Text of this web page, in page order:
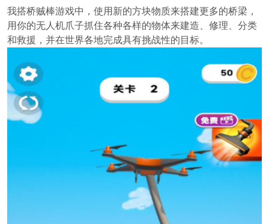
我搭桥贼棒游戏中，使用新的方块物质来搭建更多的桥梁，
用你的无人机爪子抓住各种各样的物体来建造、修理、分类
和救援，并在世界各地完成具有挑战性的目标。